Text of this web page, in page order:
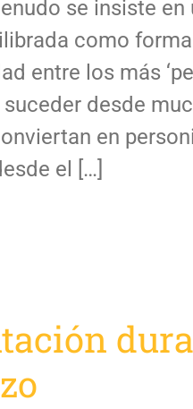
se insiste en
como
entre los más
desde
en
el […]